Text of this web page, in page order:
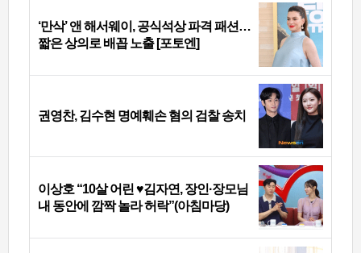
‘만삭’ 앤 해서웨이, 공식석상 파격 패션…
짧은 상의로 배꼽 노출 [포토엔]
권영찬, 김수현 명예훼손 혐의 검찰 송치
이상호 “10살 어린 ♥김자연, 장인·장모님
내 동안에 깜짝 놀라 허락”(아침마당)